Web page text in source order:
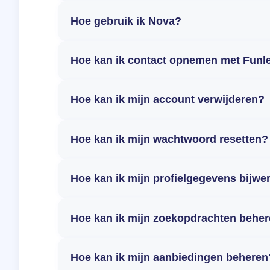
Hoe gebruik ik Nova?
Hoe kan ik contact opnemen met
Hoe kan ik mijn account verwijderen?
Hoe kan ik mijn wachtwoord resetten?
Hoe kan ik mijn profielgegevens
Hoe kan ik mijn zoekopdrachten
Hoe kan ik mijn aanbiedingen